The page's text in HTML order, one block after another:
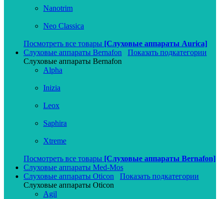
Nanotrim
Neo Classica
Посмотреть все товары [Слуховые аппараты Aurica]
Слуховые аппараты Bernafon
Показать подкатегории
Слуховые аппараты Bernafon
Alpha
Inizia
Leox
Saphira
Xtreme
Посмотреть все товары [Слуховые аппараты Bernafon]
Слуховые аппараты Med-Mos
Слуховые аппараты Oticon
Показать подкатегории
Слуховые аппараты Oticon
Agil